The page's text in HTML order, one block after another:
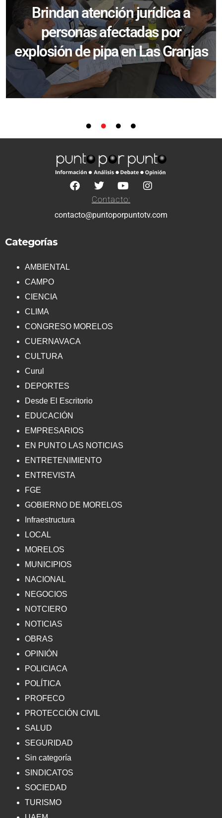
Brindan atención jurídica a
personas afectadas por
explosión de pipa en Las Granjas
Contacto:
contacto@puntoporpuntotv.com
Categorías
AMBIENTAL
CAMPO
CIENCIA
CLIMA
CONGRESO MORELOS
CUERNAVACA
CULTURA
Curul
DEPORTES
Desde El Escritorio
EDUCACIÓN
EMPRESARIOS
EN PUNTO LAS NOTICIAS
ENTRETENIMIENTO
ENTREVISTA
FGE
GOBIERNO DE MORELOS
Infraestructura
LOCAL
MORELOS
MUNICIPIOS
NACIONAL
NEGOCIOS
NOTCIERO
NOTICIAS
OBRAS
OPINIÓN
POLICIACA
POLÍTICA
PROFECO
PROTECCIÓN CIVIL
SALUD
SEGURIDAD
Sin categoría
SINDICATOS
SOCIEDAD
TURISMO